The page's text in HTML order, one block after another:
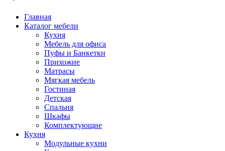
Главная
Каталог мебели
Кухня
Мебель для офиса
Пуфы и Банкетки
Прихожие
Матрасы
Мягкая мебель
Гостиная
Детская
Спальня
Шкафы
Комплектующие
Кухня
Модульные кухни